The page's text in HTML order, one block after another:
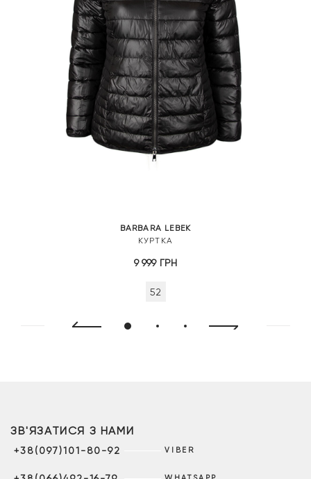
BARBARA LEBEK
КУРТКА
9 999 ГРН
52
ЗВ'ЯЗАТИСЯ З НАМИ
+38(097)101-80-92 VIBER